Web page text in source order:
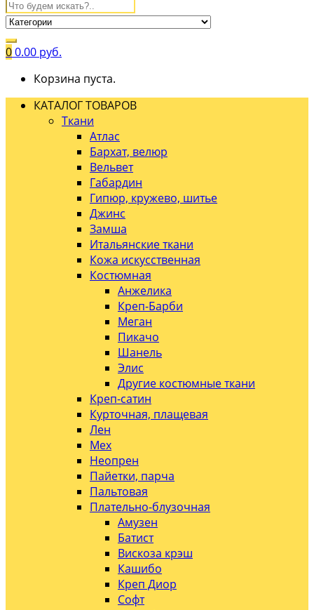
00.00 руб.
Корзина пуста.
КАТАЛОГ ТОВАРОВ
Ткани
Атлас
Бархат, велюр
Вельвет
Габардин
Гипюр, кружево, шитье
Джинс
Замша
Итальянские ткани
Кожа искусственная
Костюмная
Анжелика
Креп-Барби
Меган
Пикачо
Шанель
Элис
Другие костюмные ткани
Креп-сатин
Курточная, плащевая
Лен
Мех
Неопрен
Пайетки, парча
Пальтовая
Плательно-блузочная
Амузен
Батист
Вискоза крэш
Кашибо
Креп Диор
Софт